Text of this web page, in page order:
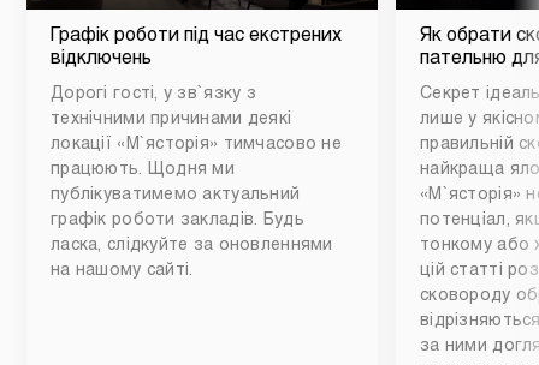
Графік роботи під час екстрених
відключень
Дорогі гості, у зв`язку з
технічними причинами деякі
локації «М`ясторія» тимчасово не
працюють. Щодня ми
публікуватимемо актуальний
графік роботи закладів. Будь
ласка, слідкуйте за оновленнями
на нашому сайті.
Як обрати
пательню
Секрет
лише у
правильній
найкраща
«М`ясторія»
потенціал,
тонкому або
цій статті
сковороду
за ними